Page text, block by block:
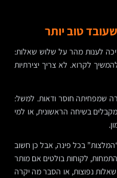
טוב יותר
לענות מהר על שלוש שאלות:
לקרוא. לא צריך יצירתיות
שמפחיתה חוסר ודאות. למשל:
בשיחה הראשונית, או למי
בכל פינה, אבל כן חשוב
התמחות, לקוחות בולטים אם מותר
שאלות נפוצות, או הסבר מה יקרה